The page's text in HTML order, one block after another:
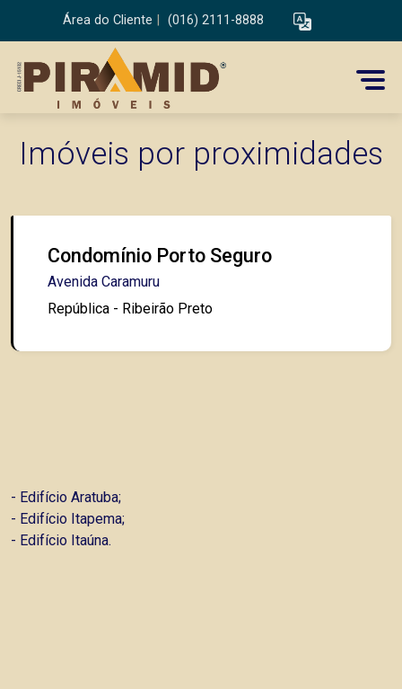
Área do Cliente (016) 2111-8888
Imóveis por proximidades
Condomínio Porto Seguro
Avenida Caramuru
República - Ribeirão Preto
- Edifício Aratuba;
- Edifício Itapema;
- Edifício Itaúna.